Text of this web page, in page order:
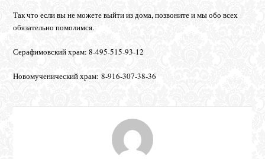
Так что если вы не можете выйти из дома, позвоните и мы обо всех
обязательно помолимся.
Серафимовский храм: 8-495-515-93-12
Новомученический храм: 8-916-307-38-36